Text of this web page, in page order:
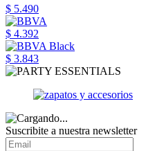
$ 5.490
$ 4.392
$ 3.843
Suscribite a nuestra newsletter